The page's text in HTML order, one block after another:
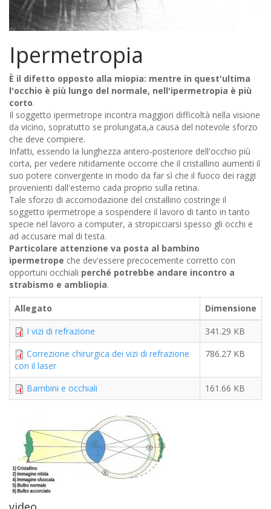
Ipermetropia
È il difetto opposto alla miopia: mentre in quest'ultima
l'occhio è più lungo del normale, nell'ipermetropia è più
corto.
Il soggetto ipermetrope incontra maggiori difficoltà nella visione
da vicino, sopratutto se prolungata,a causa del notevole sforzo
che deve compiere.
Infatti, essendo la lunghezza antero-posteriore dell'occhio più
corta, per vedere nitidamente occorre che il cristallino aumenti il
suo potere convergente in modo da far sì che il fuoco dei raggi
provenienti dall'esterno cada proprio sulla retina.
Tale sforzo di accomodazione del cristallino costringe il
soggetto ipermetrope a sospendere il lavoro di tanto in tanto
specie nel lavoro a computer, a stropicciarsi spesso gli occhi e
ad accusare mal di testa.
Particolare attenzione va posta al bambino
ipermetrope che dev'essere precocemente corretto con
opportuni occhiali perché potrebbe andare incontro a
strabismo e ambliopia.
Allegato
Dimensione
I vizi di refrazione
341.29 KB
Correzione chirurgica dei vizi di refrazione
con il laser
786.27 KB
Bambini e occhiali 161.66 KB